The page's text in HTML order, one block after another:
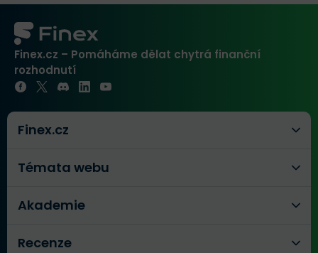
Finex.cz – Pomáháme dělat chytrá finanční
rozhodnutí
Finex.cz
Témata webu
Akademie
Recenze